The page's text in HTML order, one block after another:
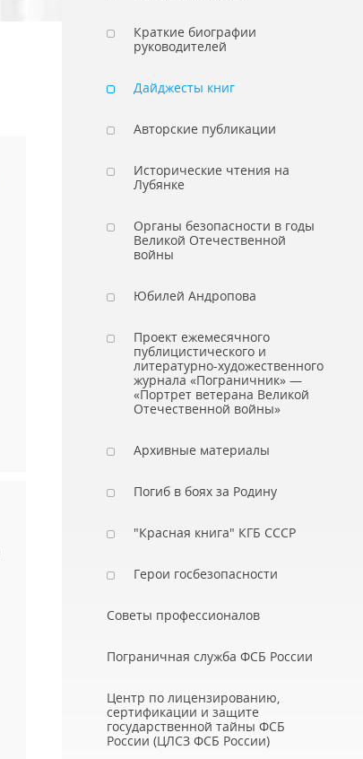
Краткие биографии
руководителей
Дайджесты книг
Авторские публикации
Исторические чтения на
Лубянке
Органы безопасности в годы
Великой Отечественной
войны
Юбилей Андропова
Проект ежемесячного
публицистического и
литературно-художественного
журнала «Пограничник» —
«Портрет ветерана Великой
Отечественной войны»
Архивные материалы
Погиб в боях за Родину
"Красная книга" КГБ СССР
Герои госбезопасности
Советы профессионалов
Пограничная служба ФСБ России
Центр по лицензированию,
сертификации и защите
государственной тайны ФСБ
России (ЦЛСЗ ФСБ России)